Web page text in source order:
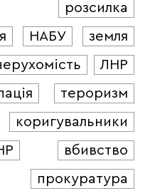
розсилка
НАБУ
земля
ЛНР
тероризм
коригувальники
вбивство
прокуратура